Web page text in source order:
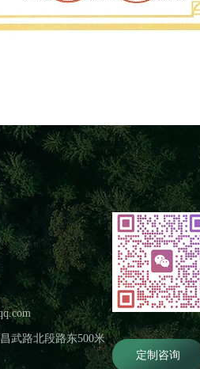
武路北段路东500米
定制咨询